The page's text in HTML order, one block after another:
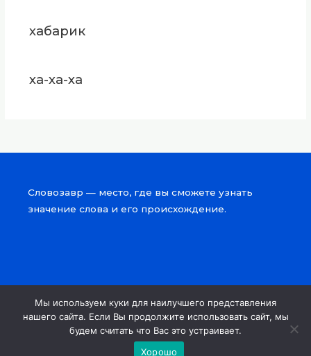
хабарик
ха-ха-ха
Словозавр — место, где вы сможете узнать
значение слова и его происхождение.
Copyright © 2026 Словозавр
Powered by Словозавр
Мы используем куки для наилучшего представления
нашего сайта. Если Вы продолжите использовать сайт, мы
будем считать что Вас это устраивает.
Хорошо